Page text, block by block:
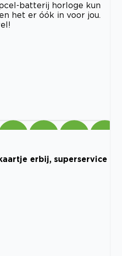
batterij horloge kun
het er óók in voor jou.
erbij, superservice